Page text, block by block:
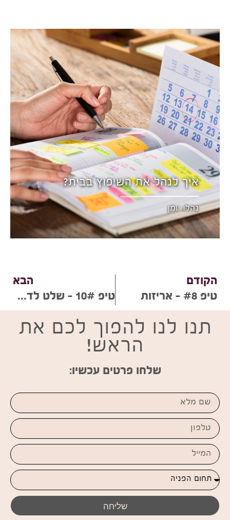
הקודם
טיפ #8 – אריזות
הבא
טיפ 10# – שלט לדלת
תנו לנו להפוך לכם את
הראש!
שלחו פרטים עכשיו:
שליחה